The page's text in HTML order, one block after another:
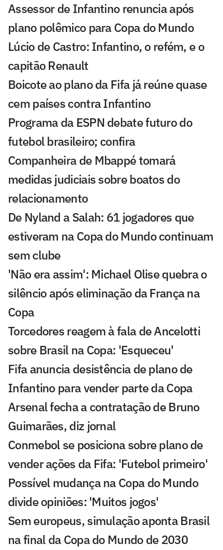
Assessor de Infantino renuncia após
plano polêmico para Copa do Mundo
Lúcio de Castro: Infantino, o refém, e o
capitão Renault
Boicote ao plano da Fifa já reúne quase
cem países contra Infantino
Programa da ESPN debate futuro do
futebol brasileiro; confira
Companheira de Mbappé tomará
medidas judiciais sobre boatos do
relacionamento
De Nyland a Salah: 61 jogadores que
estiveram na Copa do Mundo continuam
sem clube
'Não era assim': Michael Olise quebra o
silêncio após eliminação da França na
Copa
Torcedores reagem à fala de Ancelotti
sobre Brasil na Copa: 'Esqueceu'
Fifa anuncia desistência de plano de
Infantino para vender parte da Copa
Arsenal fecha a contratação de Bruno
Guimarães, diz jornal
Conmebol se posiciona sobre plano de
vender ações da Fifa: 'Futebol primeiro'
Possível mudança na Copa do Mundo
divide opiniões: 'Muitos jogos'
Sem europeus, simulação aponta Brasil
na final da Copa do Mundo de 2030